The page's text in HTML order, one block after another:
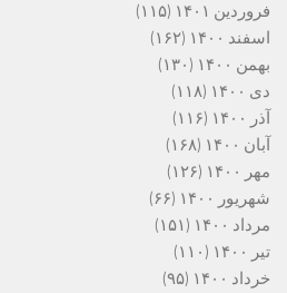
فروردین ۱۴۰۱
(۱۱۵)
اسفند ۱۴۰۰
(۱۶۲)
بهمن ۱۴۰۰
(۱۳۰)
دی ۱۴۰۰
(۱۱۸)
آذر ۱۴۰۰
(۱۱۶)
آبان ۱۴۰۰
(۱۶۸)
مهر ۱۴۰۰
(۱۲۶)
شهریور ۱۴۰۰
(۶۶)
مرداد ۱۴۰۰
(۱۵۱)
تیر ۱۴۰۰
(۱۱۰)
خرداد ۱۴۰۰
(۹۵)